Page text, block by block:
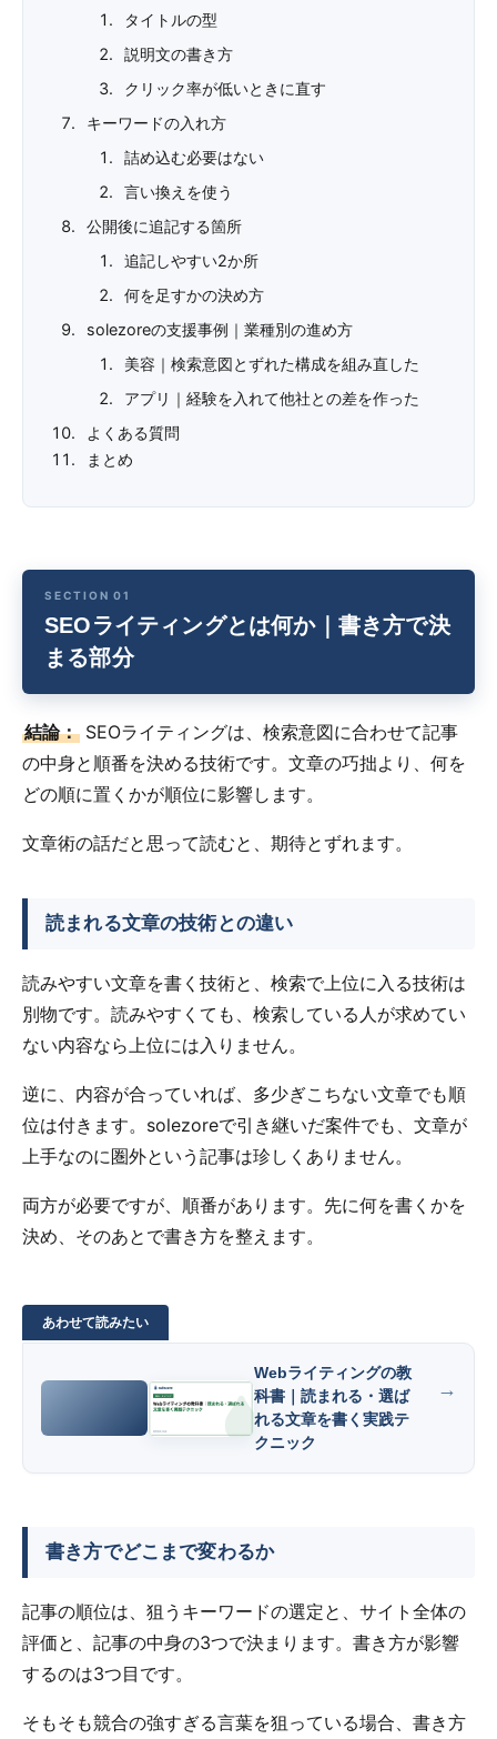
タイトルの型
説明文の書き方
クリック率が低いときに直す
キーワードの入れ方
詰め込む必要はない
言い換えを使う
公開後に追記する箇所
追記しやすい2か所
何を足すかの決め方
solezoreの支援事例｜業種別の進め方
美容｜検索意図とずれた構成を組み直した
アプリ｜経験を入れて他社との差を作った
よくある質問
まとめ
SEOライティングとは何か｜書き方で決
まる部分
結論： SEOライティングは、検索意図に合わせて記事
の中身と順番を決める技術です。文章の巧拙より、何を
どの順に置くかが順位に影響します。
文章術の話だと思って読むと、期待とずれます。
読まれる文章の技術との違い
読みやすい文章を書く技術と、検索で上位に入る技術は
別物です。読みやすくても、検索している人が求めてい
ない内容なら上位には入りません。
逆に、内容が合っていれば、多少ぎこちない文章でも順
位は付きます。solezoreで引き継いだ案件でも、文章が
上手なのに圏外という記事は珍しくありません。
両方が必要ですが、順番があります。先に何を書くかを
決め、そのあとで書き方を整えます。
Webライティングの教
科書｜読まれる・選ば
れる文章を書く実践テ
クニック
書き方でどこまで変わるか
記事の順位は、狙うキーワードの選定と、サイト全体の
評価と、記事の中身の3つで決まります。書き方が影響
するのは3つ目です。
そもそも競合の強すぎる言葉を狙っている場合、書き方